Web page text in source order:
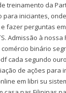
treinamento da
para iniciantes,
fazer perguntas
Admissão à nossa
binário
cada segundo
de ações para
em libri su